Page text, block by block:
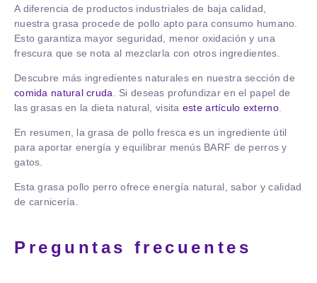
A diferencia de productos industriales de baja calidad,
nuestra grasa procede de pollo apto para consumo humano.
Esto garantiza mayor seguridad, menor oxidación y una
frescura que se nota al mezclarla con otros ingredientes.
Descubre más ingredientes naturales en nuestra sección de
comida natural cruda. Si deseas profundizar en el papel de
las grasas en la dieta natural, visita este artículo externo.
En resumen, la grasa de pollo fresca es un ingrediente útil
para aportar energía y equilibrar menús BARF de perros y
gatos.
Estagrasa pollo perro ofrece energía natural, sabor y calidad
de carnicería.
Preguntas frecuentes